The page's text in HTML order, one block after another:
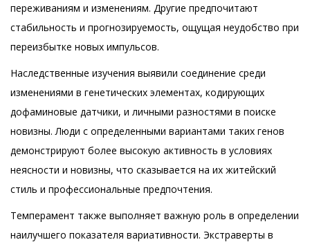
переживаниям и изменениям. Другие предпочитают
стабильность и прогнозируемость, ощущая неудобство при
переизбытке новых импульсов.
Наследственные изучения выявили соединение среди
изменениями в генетических элементах, кодирующих
дофаминовые датчики, и личными разностями в поиске
новизны. Люди с определенными вариантами таких генов
демонстрируют более высокую активность в условиях
неясности и новизны, что сказывается на их житейский
стиль и профессиональные предпочтения.
Темперамент также выполняет важную роль в определении
наилучшего показателя вариативности. Экстраверты в